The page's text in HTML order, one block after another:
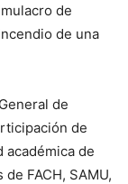
de
de una
de
de
académica de
FACH, SAMU,